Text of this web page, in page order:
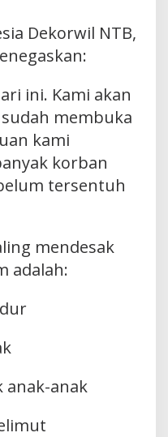
Dekorwil NTB,
ini. Kami akan
membuka
kami
korban
tersentuh
mendesak
adalah:
anak-anak